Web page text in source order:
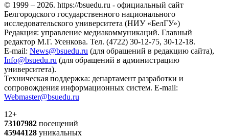
© 1999 – 2026. https://bsuedu.ru - официальный сайт
Белгородского государственного национального
исследовательского университета (НИУ «БелГУ»)
Редакция: управление медиакоммуникаций. Главный
редактор М.Г. Усенкова. Тел. (4722) 30-12-75, 30-12-18.
E-mail: News@bsuedu.ru (для обращений в редакцию сайта),
Info@bsuedu.ru (для обращений в администрацию
университета).
Техническая поддержка: департамент разработки и
сопровождения информационных систем. E-mail:
Webmaster@bsuedu.ru
12+
73107982 посещений
45944128 уникальных